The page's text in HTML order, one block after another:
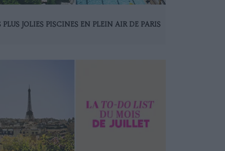
PLUS JOLIES PISCINES EN PLEIN AIR DE PARIS